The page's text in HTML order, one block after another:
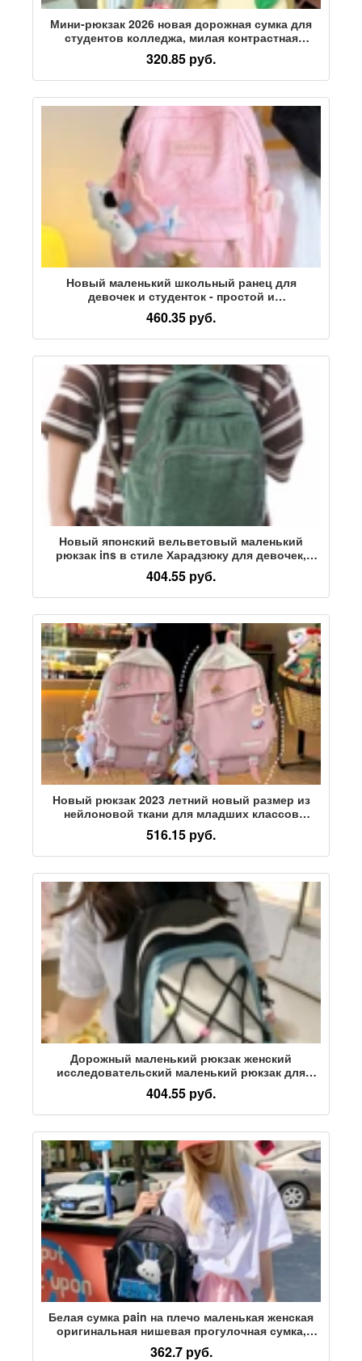
Мини-рюкзак 2026 новая дорожная сумка для
студентов колледжа, милая контрастная
цветная маленькая школьная сумка, маленький
рюкзак, женский пропуск Y81
320.85 руб.
Новый маленький школьный ранец для
девочек и студенток - простой и
универсальный, мини-рюкзак в стиле колледжа
для девочек, легкий рюкзак
460.35 руб.
Новый японский вельветовый маленький
рюкзак ins в стиле Харадзюку для девочек,
универсальный мини-рюкзак для девочек,
школьная сумка для студентов
404.55 руб.
Новый рюкзак 2023 летний новый размер из
нейлоновой ткани для младших классов
средней школы, колледжа, студенческая
школьная сумка, дорожная сумка
516.15 руб.
Дорожный маленький рюкзак женский
исследовательский маленький рюкзак для
отдыха студентов колледжа универсальная
маленькая школьная сумка для свежей
косметики
404.55 руб.
Белая сумка pain на плечо маленькая женская
оригинальная нишевая прогулочная сумка,
маленький рюкзак, японская маленькая
двухмерная сумка двойного назначения baby
362.7 руб.